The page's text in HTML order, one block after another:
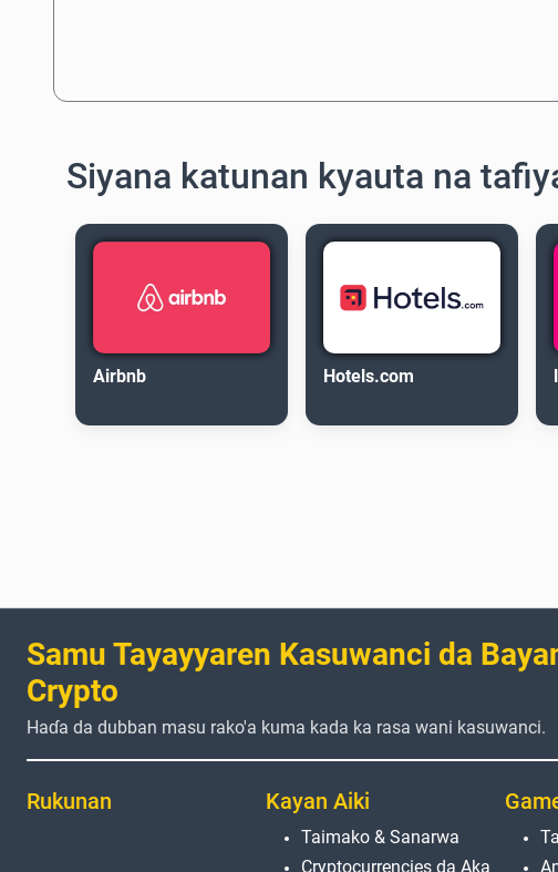
Siyana katunan kyauta na
Airbnb Hotels.com
Samu Tayayyaren Kasuwanci da
Crypto
Haɗa da dubban masu rako'a kuma kada ka rasa wani kasuwanci.
Rukunan Kayan Aiki
Taimako & Sanarwa
Cryptocurrencies da Aka